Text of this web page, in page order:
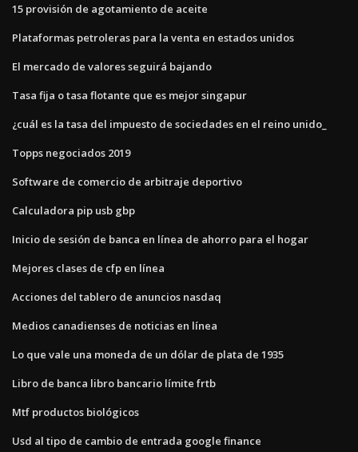
15 provisión de agotamiento de aceite
Plataformas petroleras para la venta en estados unidos
El mercado de valores seguirá bajando
Tasa fija o tasa flotante que es mejor singapur
¿cuál es la tasa del impuesto de sociedades en el reino unido_
Topps negociados 2019
Software de comercio de arbitraje deportivo
Calculadora pip usb gbp
Inicio de sesión de banca en línea de ahorro para el hogar
Mejores clases de cfp en línea
Acciones del tablero de anuncios nasdaq
Medios canadienses de noticias en línea
Lo que vale una moneda de un dólar de plata de 1935
Libro de banca libro bancario límite frtb
Mtf productos biológicos
Usd al tipo de cambio de entrada google finance